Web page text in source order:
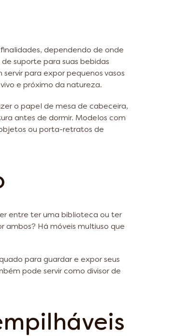
dependendo de onde
suporte para suas bebidas
para expor pequenos vasos
e próximo da natureza.
o papel de mesa de cabeceira,
antes de dormir. Modelos com
ou porta-retratos de
entre ter uma biblioteca ou ter
ambos? Há móveis multiuso que
para guardar e expor seus
pode servir como divisor de